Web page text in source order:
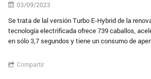
03/09/2023
Se trata de lal versión Turbo E-Hybrid de la
tecnología electrificada ofrece 739 caballos,
en sólo 3,7 segundos y tiene un consumo de
Compartir